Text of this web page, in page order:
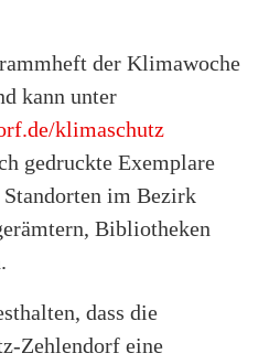
der Klimawoche
kann unter
klimaschutz
gedruckte Exemplare
Standorten im Bezirk
Bibliotheken
dass die
Zehlendorf eine